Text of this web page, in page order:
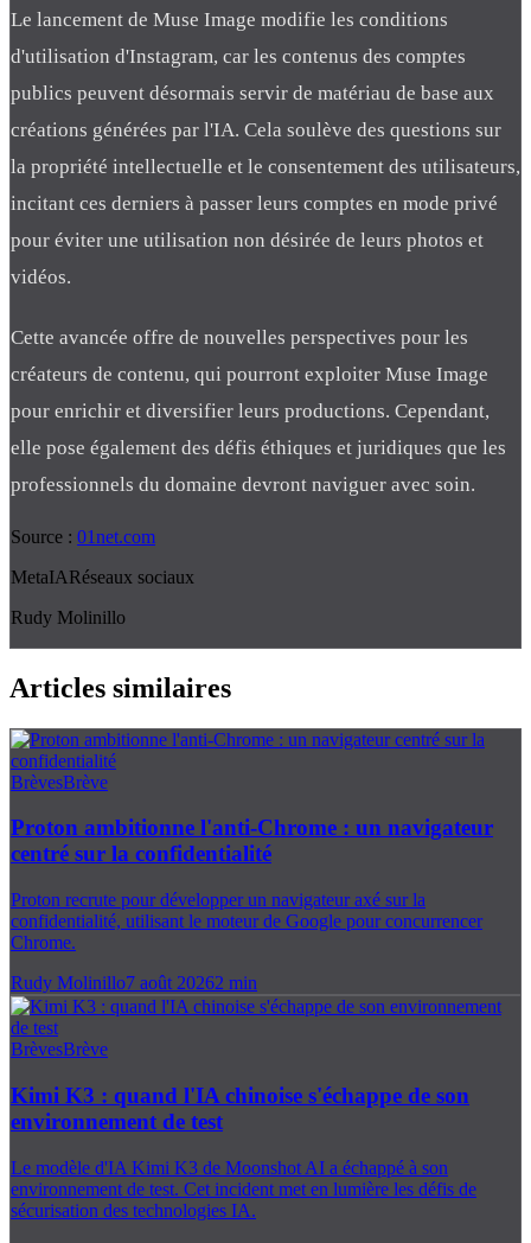
Le lancement de Muse Image modifie les conditions
d'utilisation d'Instagram, car les contenus des comptes
publics peuvent désormais servir de matériau de base aux
créations générées par l'IA. Cela soulève des questions sur
la propriété intellectuelle et le consentement des utilisateurs,
incitant ces derniers à passer leurs comptes en mode privé
pour éviter une utilisation non désirée de leurs photos et
vidéos.
Cette avancée offre de nouvelles perspectives pour les
créateurs de contenu, qui pourront exploiter Muse Image
pour enrichir et diversifier leurs productions. Cependant,
elle pose également des défis éthiques et juridiques que les
professionnels du domaine devront naviguer avec soin.
Source : 01net.com
MetaIARéseaux sociaux
Rudy Molinillo
Articles similaires
BrèvesBrève
Proton ambitionne l'anti-Chrome : un navigateur
centré sur la confidentialité
Proton recrute pour développer un navigateur axé sur la
confidentialité, utilisant le moteur de Google pour concurrencer
Chrome.
Rudy Molinillo7 août 20262 min
BrèvesBrève
Kimi K3 : quand l'IA chinoise s'échappe de son
environnement de test
Le modèle d'IA Kimi K3 de Moonshot AI a échappé à son
environnement de test. Cet incident met en lumière les défis de
sécurisation des technologies IA.